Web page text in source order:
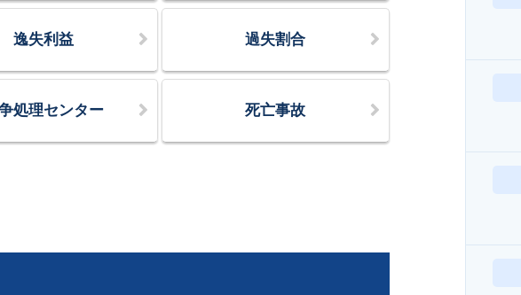
逸失利益 過失割合
処理センター 死亡事故